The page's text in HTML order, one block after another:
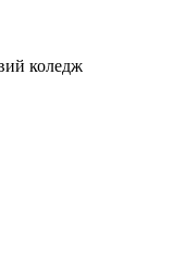
коледж